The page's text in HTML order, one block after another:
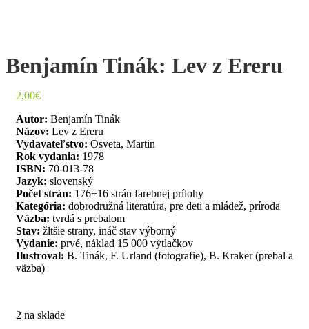
Benjamín Tinák: Lev z Ereru
2,00€
Autor: Benjamín Tinák
Názov: Lev z Ereru
Vydavateľstvo: Osveta, Martin
Rok vydania: 1978
ISBN: 70-013-78
Jazyk: slovenský
Počet strán: 176+16 strán farebnej prílohy
Kategória: dobrodružná literatúra, pre deti a mládež, príroda
Väzba: tvrdá s prebalom
Stav: žltšie strany, ináč stav výborný
Vydanie: prvé, náklad 15 000 výtlačkov
Ilustroval: B. Tinák, F. Urland (fotografie), B. Kraker (prebal a
väzba)
2 na sklade